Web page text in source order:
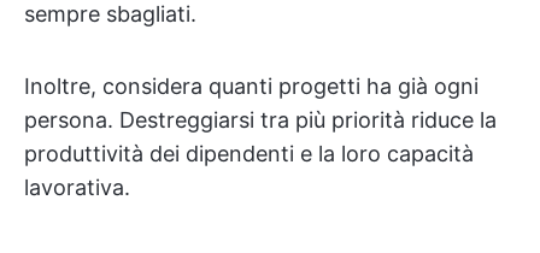
sempre sbagliati.
Inoltre, considera quanti progetti ha già ogni
persona. Destreggiarsi tra più priorità riduce la
produttività dei dipendenti e la loro capacità
lavorativa.